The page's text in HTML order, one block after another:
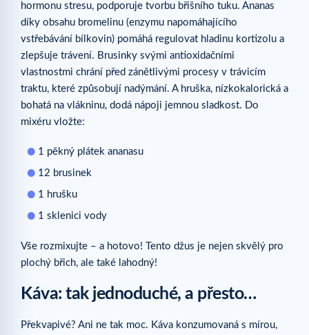
hormonu stresu, podporuje tvorbu břišního tuku. Ananas
díky obsahu bromelinu (enzymu napomáhajícího
vstřebávání bílkovin) pomáhá regulovat hladinu kortizolu a
zlepšuje trávení. Brusinky svými antioxidačními
vlastnostmi chrání před zánětlivými procesy v trávicím
traktu, které způsobují nadýmání. A hruška, nízkokalorická a
bohatá na vlákninu, dodá nápoji jemnou sladkost. Do
mixéru vložte:
1 pěkný plátek ananasu
12 brusinek
1 hrušku
1 sklenici vody
Vše rozmixujte – a hotovo! Tento džus je nejen skvělý pro
plochý břich, ale také lahodný!
Káva: tak jednoduché, a přesto…
Překvapivé? Ani ne tak moc. Káva konzumovaná s mírou,